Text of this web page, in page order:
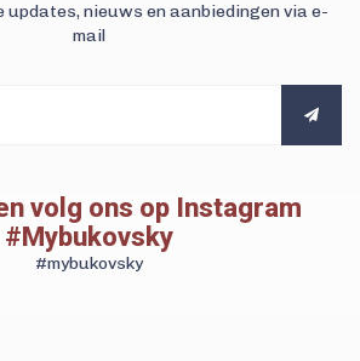
updates, nieuws en aanbiedingen via e-
mail
volg ons op Instagram
#Mybukovsky
#mybukovsky